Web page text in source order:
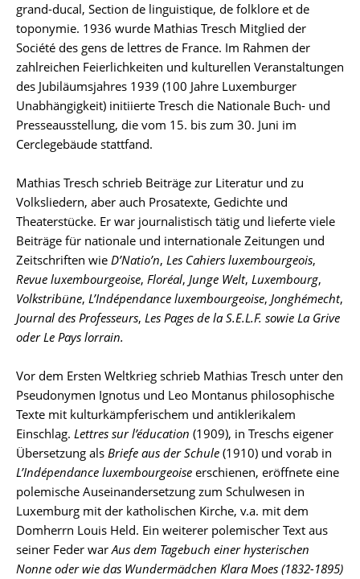
grand-ducal, Section de linguistique, de folklore et de
toponymie. 1936 wurde Mathias Tresch Mitglied der
Société des gens de lettres de France. Im Rahmen der
zahlreichen Feierlichkeiten und kulturellen Veranstaltungen
des Jubiläumsjahres 1939 (100 Jahre Luxemburger
Unabhängigkeit) initiierte Tresch die Nationale Buch- und
Presseausstellung, die vom 15. bis zum 30. Juni im
Cerclegebäude stattfand.
Mathias Tresch schrieb Beiträge zur Literatur und zu
Volksliedern, aber auch Prosatexte, Gedichte und
Theaterstücke. Er war journalistisch tätig und lieferte viele
Beiträge für nationale und internationale Zeitungen und
Zeitschriften wie D’Natio’n, Les Cahiers luxembourgeois,
Revue luxembourgeoise, Floréal, Junge Welt, Luxembourg,
Volkstribüne, L’Indépendance luxembourgeoise, Jonghémecht,
Journal des Professeurs, Les Pages de la S.E.L.F. sowie La Grive
oderLe Pays lorrain.
Vor dem Ersten Weltkrieg schrieb Mathias Tresch unter den
Pseudonymen Ignotus und Leo Montanus philosophische
Texte mit kulturkämpferischem und antiklerikalem
Einschlag. Lettres sur l’éducation (1909), in Treschs eigener
Übersetzung als Briefe aus der Schule (1910) und vorab in
L’Indépendance luxembourgeoise erschienen, eröffnete eine
polemische Auseinandersetzung zum Schulwesen in
Luxemburg mit der katholischen Kirche, v.a. mit dem
Domherrn Louis Held. Ein weiterer polemischer Text aus
seiner Feder warAus dem Tagebuch einer hysterischen
Nonne oder wie das Wundermädchen Klara Moes (1832-1895)